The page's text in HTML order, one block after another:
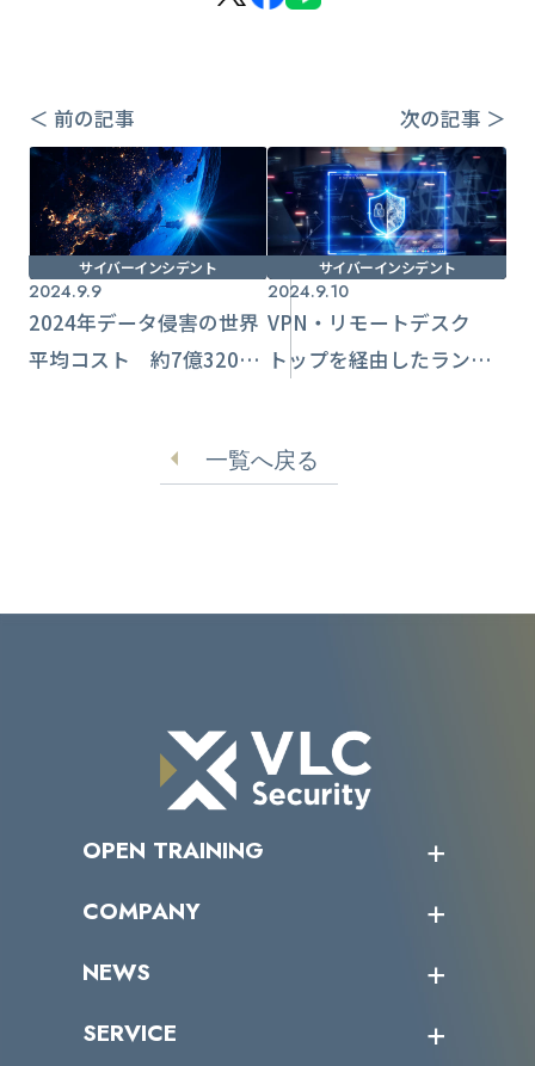
＜ 前の記事 次の記事 ＞
サイバーインシデント
2024.9.9
2024年データ侵害の世界
平均コスト 約7億3200
サイバーインシデント
2024.9.10
VPN・リモートデスク
トップを経由したランサ
一覧へ戻る
OPEN TRAINING
受講者の声
COMPANY
トップメッセージ
ミッション／ビジョン
NEWS
サイバーニュース
SERVICE